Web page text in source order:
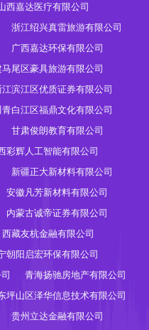
西嘉达医疗有限公司
浙江绍兴真雷旅游有限公司
广西嘉达环保有限公司
尾区豪具旅游有限公司
江滨江区优质证券有限公司
青白江区福鼎文化有限公司
甘肃俊朗教育有限公司
彩辉人工智能有限公司
新疆正大新材料有限公司
安徽凡芳新材料有限公司
内蒙古诚帝证券有限公司
西藏友杭金融有限公司
朝阳启宏环保有限公司
青海扬驰房地产有限公司
坪山区泽华信息技术有限公司
贵州立达金融有限公司